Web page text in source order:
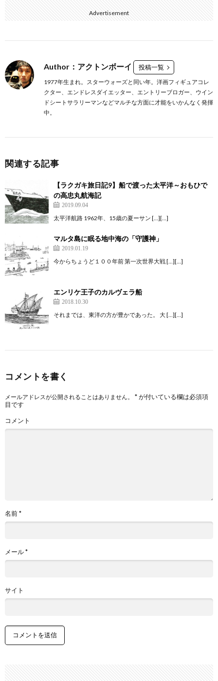
Advertisement
Author：アクトンボーイ 投稿一覧
1977年生まれ。スターウォーズと同い年。洋画フィギュアコレ
クター、エンドレスダイエッター、エントリーブロガー、ウイン
ドシートサラリーマンなどマルチな方面に才能をいかんなく発揮
中。
関連する記事
【ラクガキ旅日記9】船で渡った太平洋～おもひで
の高忠丸航海記
2019.09.04
太平洋航路 1962年、15歳の夏ーサン […][…]
マルタ島に眠る地中海の「守護神」
2019.01.19
今からちょうど１００年前 第一次世界大戦 […][…]
エンリケ王子のカルヴェラ船
2018.10.30
それまでは、東洋の方が豊かであった。 大 […][…]
コメントを書く
メールアドレスが公開されることはありません。 *が付いている欄は必須項
目です
コメント
名前*
メール*
サイト